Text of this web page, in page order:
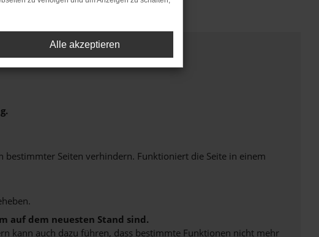
bestimmter Seiten verhindern. Funktioniert die Seite in einem
auf dem neuesten Stand sind.
kann auch dazu führen, dass bestimmte Funktionen nicht mehr
Alle akzeptieren